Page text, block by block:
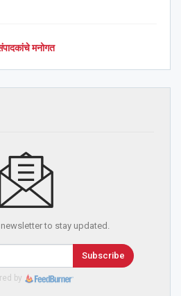
मनोगत
to stay updated.
Subscribe
by